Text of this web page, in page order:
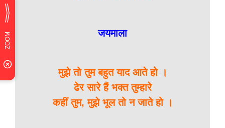
जयमाला
मुझे तो तुम बहुत याद आते हो ।
ढेर सारे हैं भक्त तुम्हारे
कहीं तुम, मुझे भूल तो न जाते हो ।